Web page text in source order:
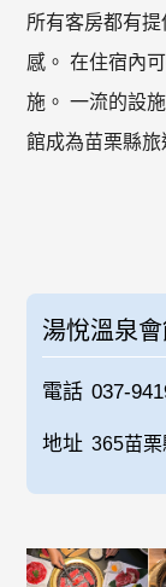
所有客房都有
感。 在住宿內
施。 一流的設
館成為苗栗縣旅
湯悅溫泉
電話 037-
地址 365苗